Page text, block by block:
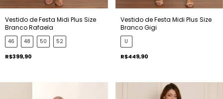
Vestido de Festa Midi Plus Size
Branco Rafaela
46 48 50 52
R$399,90
Vestido de Festa Midi Plus Size
Branco Gigi
U
R$449,90